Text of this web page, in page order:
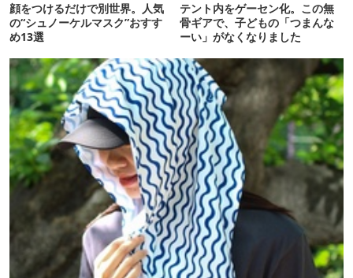
顔をつけるだけで別世界。人気
の“シュノーケルマスク”おすす
め13選
テント内をゲーセン化。この無
骨ギアで、子どもの「つまんな
ーい」がなくなりました